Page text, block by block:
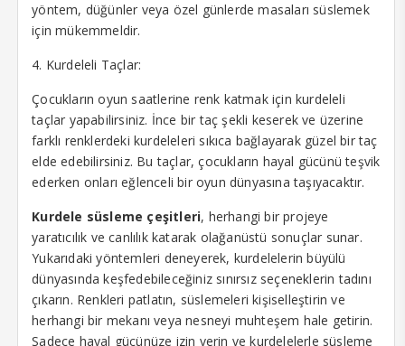
Panel
Panel
panel
Panel
Panel
Panel
yöntem, düğünler veya özel günlerde masaları süslemek
için mükemmeldir.
4. Kurdeleli Taçlar:
Çocukların oyun saatlerine renk katmak için kurdeleli
taçlar yapabilirsiniz. İnce bir taç şekli keserek ve üzerine
farklı renklerdeki kurdeleleri sıkıca bağlayarak güzel bir taç
elde edebilirsiniz. Bu taçlar, çocukların hayal gücünü teşvik
ederken onları eğlenceli bir oyun dünyasına taşıyacaktır.
Kurdele süsleme çeşitleri, herhangi bir projeye
yaratıcılık ve canlılık katarak olağanüstü sonuçlar sunar.
Yukarıdaki yöntemleri deneyerek, kurdelelerin büyülü
dünyasında keşfedebileceğiniz sınırsız seçeneklerin tadını
çıkarın. Renkleri patlatın, süslemeleri kişiselleştirin ve
herhangi bir mekanı veya nesneyi muhteşem hale getirin.
Sadece hayal gücünüze izin verin ve kurdelelerle süsleme